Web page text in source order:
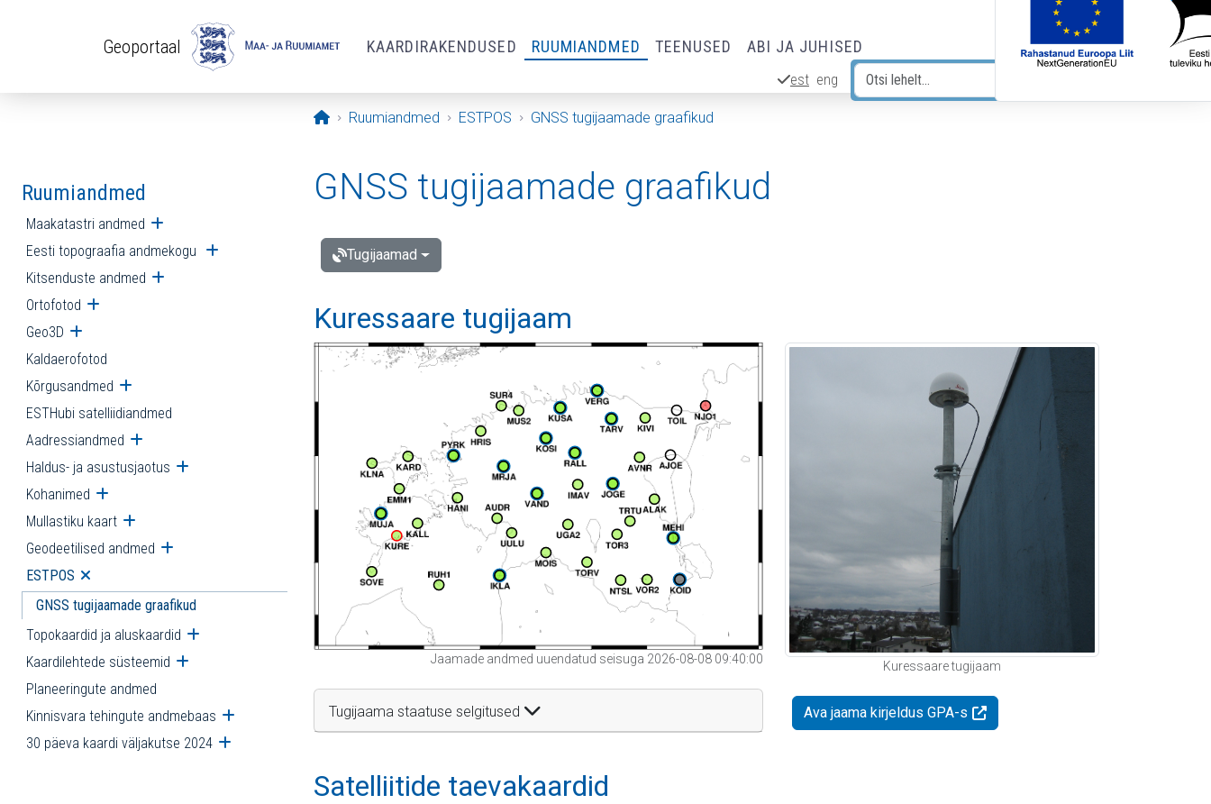
Geoportaal KAARDIRAKENDUSED RUUMIANDMED TEENUSED ABI JA JUHISED
est eng
Avaleht
Ruumiandmed ESTPOS GNSS tugijaamade graafikud
Ruumiandmed
Maakatastri andmed Ava alammenüü
Eesti topograafia andmekogu Ava alammenüü
Kitsenduste andmed Ava alammenüü
Ortofotod Ava alammenüü
Geo3D Ava alammenüü
Kaldaerofotod
Kõrgusandmed Ava alammenüü
ESTHubi satelliidiandmed
Aadressiandmed Ava alammenüü
Haldus- ja asustusjaotus Ava alammenüü
Kohanimed Ava alammenüü
Mullastiku kaart Ava alammenüü
Geodeetilised andmed Ava alammenüü
ESTPOS Ava alammenüü
GNSS tugijaamade graafikud
Topokaardid ja aluskaardid Ava alammenüü
Kaardilehtede süsteemid Ava alammenüü
Planeeringute andmed
Kinnisvara tehingute andmebaas Ava alammenüü
30 päeva kaardi väljakutse 2024 Ava alammenüü
GNSS tugijaamade graafikud
Tugijaamad
Kuressaare tugijaam
Jaamade andmed uuendatud seisuga 2026-08-08 09:40:00
Tugijaama staatuse selgitused
Kuressaare tugijaam
Ava jaama kirjeldus GPA-s
Satelliitide taevakaardid